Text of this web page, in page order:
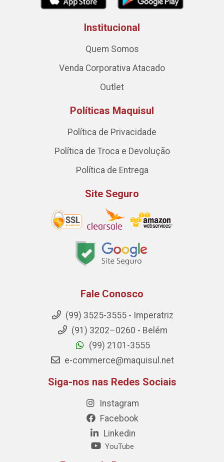
Institucional
Quem Somos
Venda Corporativa Atacado
Outlet
Políticas Maquisul
Política de Privacidade
Política de Troca e Devolução
Política de Entrega
Site Seguro
Fale Conosco
(99) 3525-3555 - Imperatriz
(91) 3202–0260 - Belém
(99) 2101-3555
e-commerce@maquisul.net
Siga-nos nas Redes Sociais
Instagram
Facebook
Linkedin
YouTube